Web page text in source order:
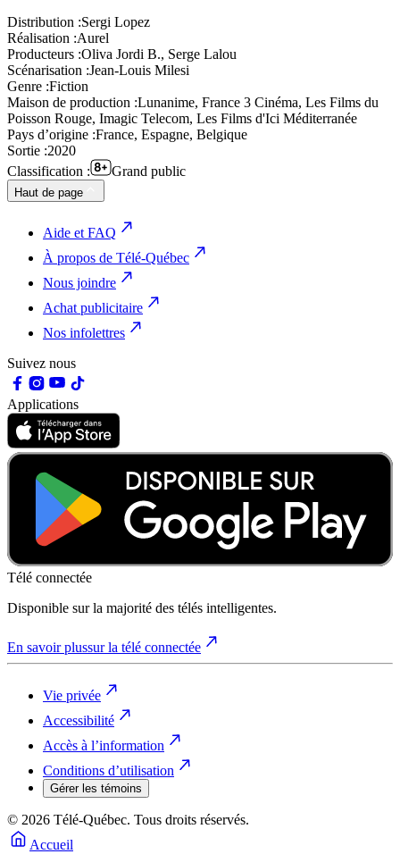
Distribution :Sergi Lopez
Réalisation :Aurel
Producteurs :Oliva Jordi B., Serge Lalou
Scénarisation :Jean-Louis Milesi
Genre :Fiction
Maison de production :Lunanime, France 3 Cinéma, Les Films du
Poisson Rouge, Imagic Telecom, Les Films d'Ici Méditerranée
Pays d’origine :France, Espagne, Belgique
Sortie :2020
Classification :
Grand public
Haut de page
Aide et FAQ
À propos de Télé-Québec
Nous joindre
Achat publicitaire
Nos infolettres
Suivez nous
Applications
Télé connectée
Disponible sur la majorité des télés intelligentes.
En savoir plussur la télé connectée
Vie privée
Accessibilité
Accès à l’information
Conditions d’utilisation
Gérer les témoins
© 2026 Télé-Québec. Tous droits réservés.
Accueil